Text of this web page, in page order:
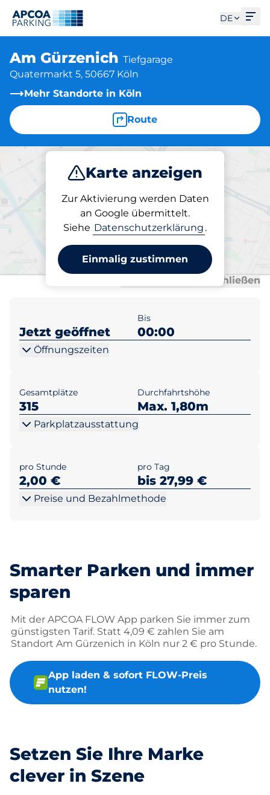
DE
Am Gürzenich Tiefgarage
Quatermarkt 5, 50667 Köln
Mehr Standorte in Köln
Route
Karte anzeigen
Zur Aktivierung werden Daten
an Google übermittelt.
Siehe Datenschutzerklärung .
Einmalig zustimmen
Parken Abo
Parken am Standort
Am Gürzenich
Alle schließen
Jetzt geöffnet
Bis
00:00
Öffnungszeiten
Gesamtplätze
315
Durchfahrtshöhe
Max. 1,80m
Parkplatzausstattung
pro Stunde
2,00 €
pro Tag
bis 27,99 €
Preise und Bezahlmethode
Smarter Parken und immer
sparen
Mit der APCOA FLOW App parken Sie immer zum
günstigsten Tarif. Statt 4,09 € zahlen Sie am
Standort Am Gürzenich in Köln nur 2 € pro Stunde.
App laden & sofort FLOW-Preis
nutzen!
Setzen Sie Ihre Marke
clever in Szene